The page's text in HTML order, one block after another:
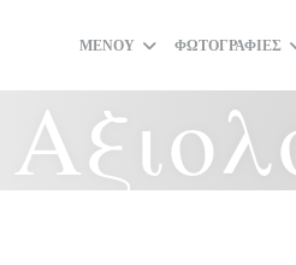
ΜΕΝΟΎ ΦΩΤΟΓΡΑΦΊΕΣ